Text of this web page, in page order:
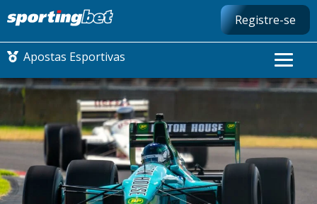
Registre-se
Apostas Esportivas
CONMEBOL LIBERTADORES
FUTEBOL NACIONAL
FUTEBOL INTERNACIONAL